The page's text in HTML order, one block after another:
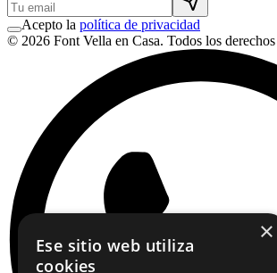
Acepto la política de privacidad
© 2026 Font Vella en Casa. Todos los derechos
×
Ese sitio web utiliza
cookies